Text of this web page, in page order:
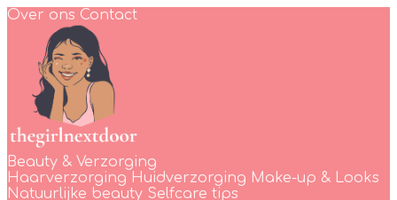
Over ons Contact
Beauty & Verzorging
Haarverzorging Huidverzorging Make-up & Looks
Natuurlijke beauty Selfcare tips